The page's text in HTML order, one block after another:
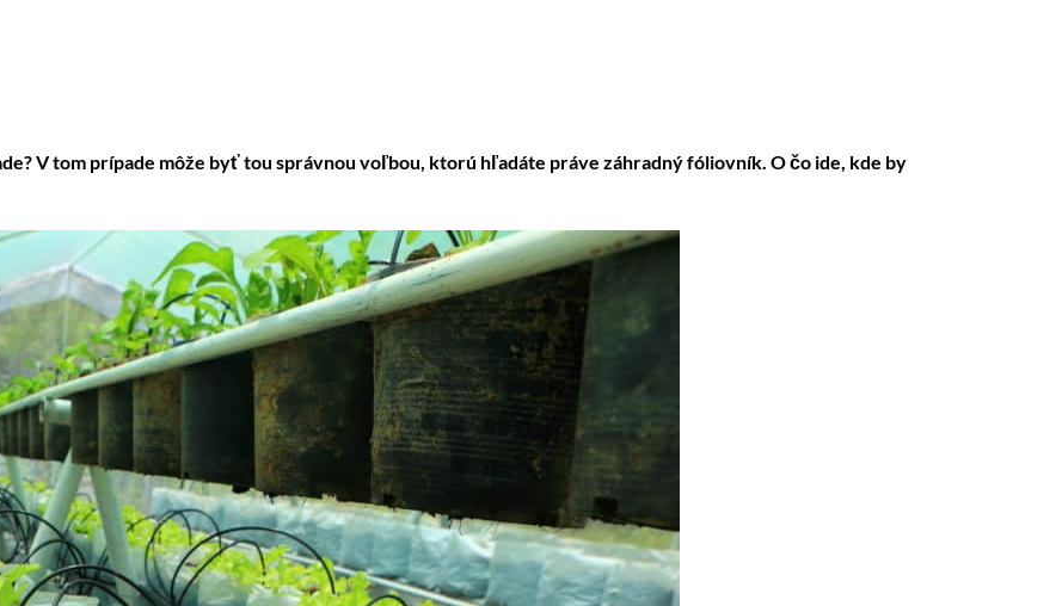
V tom prípade môže byť tou správnou voľbou, ktorú hľadáte práve záhradný fóliovník. O čo ide, kde by